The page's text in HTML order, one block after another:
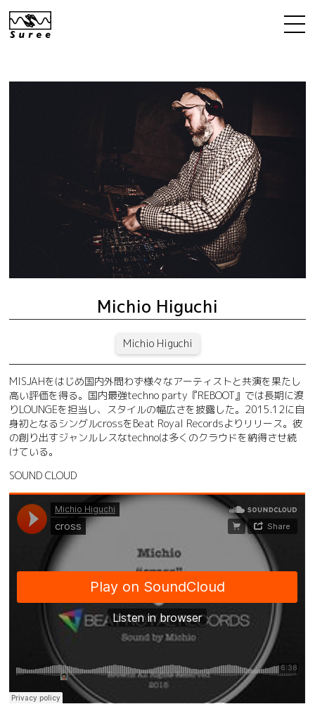
Michio Higuchi
Michio Higuchi
MISJAHをはじめ国内外問わず様々なアーティストと共演を果たし
高い評価を得る。国内最強techno party『REBOOT』では長期に渡
りLOUNGEを担当し、スタイルの幅広さを披露した。2015.12に自
身初となるシングルcrossをBeat Royal Recordsよりリリース。彼
の創り出すジャンルレスなtechnoは多くのクラウドを納得させ続
けている。
SOUND CLOUD